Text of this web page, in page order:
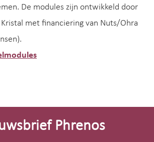
De modules zijn ontwikkeld door
Kristal met financiering van Nuts/Ohra
Phrenos